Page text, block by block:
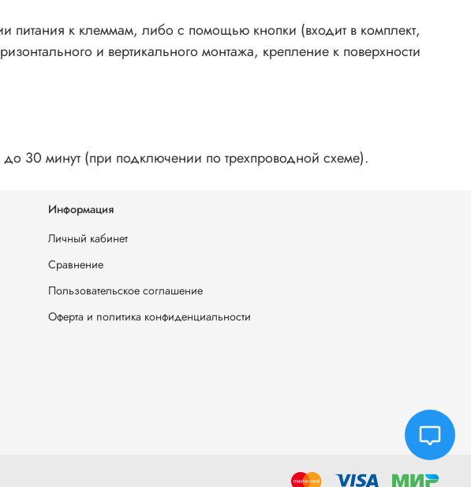
питания к клеммам, либо с помощью кнопки (входит в комплект,
и вертикального монтажа, крепление к поверхности
до 30 минут (при подключении по трехпроводной схеме).
Информация
Личный кабинет
Сравнение
Пользовательское соглашение
Оферта и политика конфиденциальности